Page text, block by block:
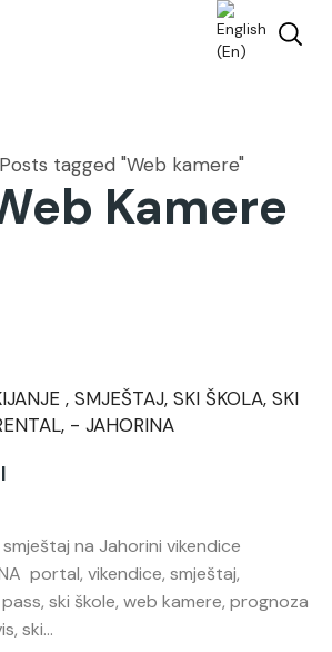
Posts tagged "Web kamere"
Kamere
na Jahorini vikendice
portal, vikendice, smještaj,
ski škole, web kamere, prognoza
ski...